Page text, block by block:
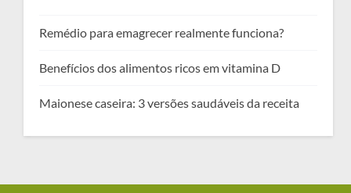
Remédio para emagrecer realmente funciona?
Benefícios dos alimentos ricos em vitamina D
Maionese caseira: 3 versões saudáveis da receita